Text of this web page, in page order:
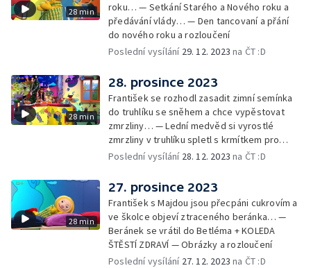
28 min
roku… — Setkání Starého a Nového roku a
předávání vlády… — Den tancovaní a přání
do nového roku a rozloučení
Poslední vysílání 29. 12. 2023 na ČT :D
28 min
28. prosince 2023
František se rozhodl zasadit zimní semínka
do truhlíku se sněhem a chce vypěstovat
zmrzliny… — Lední medvěd si vyrostlé
zmrzliny v truhlíku spletl s krmítkem pro
medvědy… — Kompas od medvěda +
Poslední vysílání 28. 12. 2023 na ČT :D
28 min
27. prosince 2023
František s Majdou jsou přecpáni cukrovím a
ve školce objeví ztraceného beránka… —
Beránek se vrátil do Betléma + KOLEDA
ŠTĚSTÍ ZDRAVÍ — Obrázky a rozloučení
Poslední vysílání 27. 12. 2023 na ČT :D